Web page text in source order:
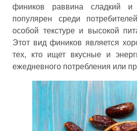
фиников раввина сладкий
популярен среди
особой текстуре и высокой
Этот вид фиников является
тех, кто ищет вкусные и
ежедневного потребления или